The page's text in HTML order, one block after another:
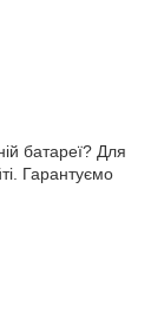
батареї? Для
Гарантуємо